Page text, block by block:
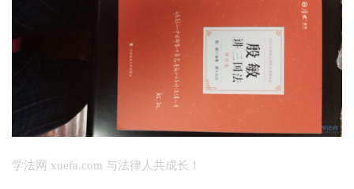
学法网 xuefa.com 与法律人共成长！